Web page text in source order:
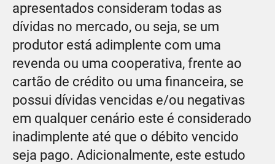
apresentados consideram todas as
dívidas no mercado, ou seja, se um
produtor está adimplente com uma
revenda ou uma cooperativa, frente ao
cartão de crédito ou uma financeira, se
possui dívidas vencidas e/ou negativas
em qualquer cenário este é considerado
inadimplente até que o débito vencido
seja pago. Adicionalmente, este estudo